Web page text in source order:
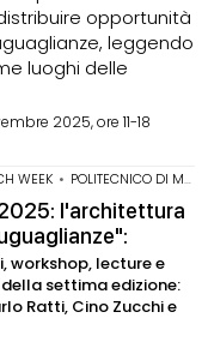
opportunità
leggendo
luoghi delle
2025, ore 11-18
WEEK • POLITECNICO DI MILANO
l'architettura
workshop, lecture e
settima edizione:
Ratti, Cino Zucchi e